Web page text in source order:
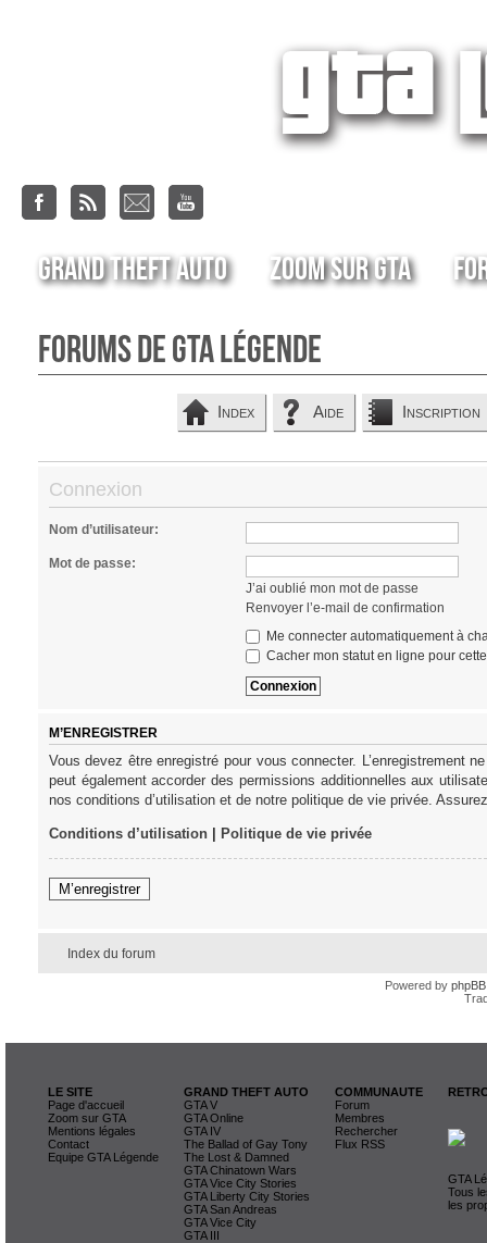
Grand Theft Auto Zoom sur GTA
Forums de GTA Légende
Index Aide Inscription
Connexion
Nom d’utilisateur:
Mot de passe:
J’ai oublié mon mot de passe
Renvoyer l’e-mail de confirmation
Me connecter automatiquement à
Cacher mon statut en ligne pour
M’ENREGISTRER
Vous devez être enregistré pour vous connecter. L’enregistrement
peut également accorder des permissions additionnelles aux
nos conditions d’utilisation et de notre politique de vie privée.
Conditions d’utilisation| Politique de vie privée
M’enregistrer
Index du forum
Powered by phpBB
LE SITE
Page d'accueil
Zoom sur GTA
Mentions légales
Contact
Equipe GTA Légende
GRAND THEFT AUTO
GTA V
GTA Online
GTA IV
The Ballad of Gay Tony
The Lost & Damned
GTA Chinatown Wars
GTA Vice City Stories
GTA Liberty City Stories
GTA San Andreas
GTA Vice City
GTA III
COMMUNAUTE
Forum
Membres
Rechercher
Flux RSS
GTA
Tous
les